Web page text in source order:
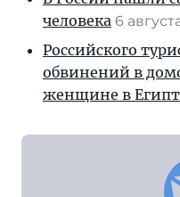
человека 6
Российского
обвинений в
женщине в